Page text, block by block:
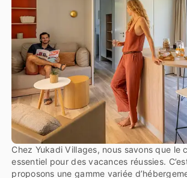
Chez Yukadi Villages, nous savons que le
essentiel pour des vacances réussies.
proposons une gamme variée